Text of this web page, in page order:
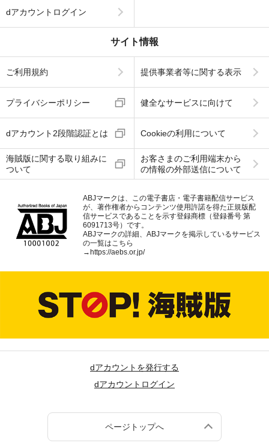
dアカウントログイン
サイト情報
ご利用規約 提供事業者等に関する表示
プライバシーポリシー 健全なサービスに向けて
dアカウント2段階認証とは Cookieの利用について
海賊版に関する取り組みに
ついて
お客さまのご利用端末から
の情報の外部送信について
ABJマークは、この電子書店・電子書籍配信サービス
が、著作権者からコンテンツ使用許諾を得た正規版配
信サービスであることを示す登録商標（登録番号 第
6091713号）です。
ABJマークの詳細、ABJマークを掲示しているサービス
の一覧はこちら
→https://aebs.or.jp/
dアカウントを発行する
dアカウントログイン
ページトップへ